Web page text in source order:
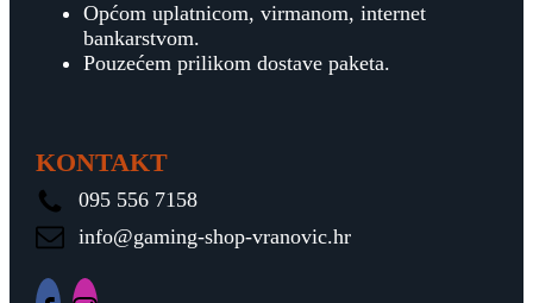
Općom uplatnicom, virmanom, internet
bankarstvom.
Pouzećem prilikom dostave paketa.
KONTAKT
095 556 7158
info@gaming-shop-vranovic.hr